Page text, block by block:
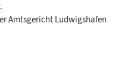
Amtsgericht Ludwigshafen